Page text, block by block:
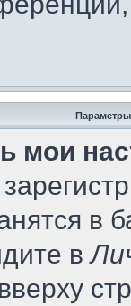
Параметры
мои
в
в